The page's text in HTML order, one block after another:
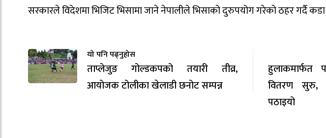
सरकारले विदेशमा भिजिट भिसामा जाने नेपालीले भिसाको दुरुपयोग गरेको ठहर गर्दै
यो पनि पढ्नुहोस
ताप्लेजुङ गोल्डकपको तयारी तीव्र,
आयोजक टोलीका खेलाडी छनोट सम्पन्न
हुलाकमार्फत
वितरण सुरु,
पठाइयो